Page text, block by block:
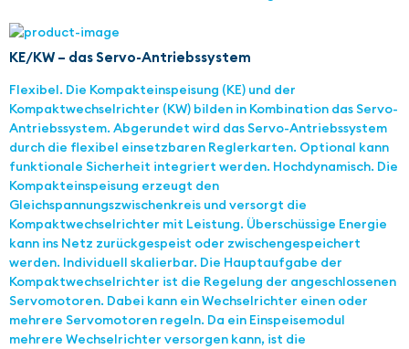
KE/KW – das Servo-Antriebssystem
Flexibel. Die Kompakteinspeisung (KE) und der
Kompaktwechselrichter (KW) bilden in Kombination das Servo-
Antriebssystem. Abgerundet wird das Servo-Antriebssystem
durch die flexibel einsetzbaren Reglerkarten. Optional kann
funktionale Sicherheit integriert werden. Hochdynamisch. Die
Kompakteinspeisung erzeugt den
Gleichspannungszwischenkreis und versorgt die
Kompaktwechselrichter mit Leistung. Überschüssige Energie
kann ins Netz zurückgespeist oder zwischengespeichert
werden. Individuell skalierbar. Die Hauptaufgabe der
Kompaktwechselrichter ist die Regelung der angeschlossenen
Servomotoren. Dabei kann ein Wechselrichter einen oder
mehrere Servomotoren regeln. Da ein Einspeisemodul
mehrere Wechselrichter versorgen kann, ist die